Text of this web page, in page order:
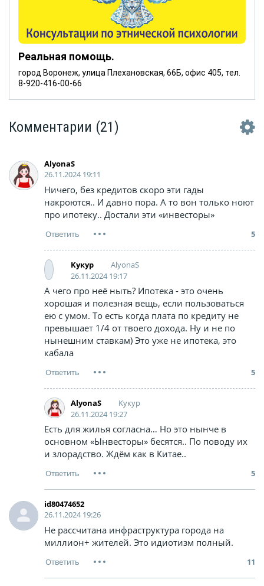
Реальная помощь.
город Воронеж, улица Плехановская, 66Б, офис 405, тел.
8-920-416-00-66
Комментарии (21)
AlyonaS
26.11.2024 19:11
Ничего, без кредитов скоро эти гады
накроются.. И давно пора. А то вон только ноют
про ипотеку.. Достали эти «инвесторы»
5
Kyкyp
AlyonaS
26.11.2024 19:17
А чего про неё ныть? Ипотека - это очень
хорошая и полезная вещь, если пользоваться
ею с умом. То есть когда плата по кредиту не
превышает 1/4 от твоего дохода. Ну и не по
нынешним ставкам) Это уже не ипотека, это
кабала
5
AlyonaS
Kyкyp
26.11.2024 19:27
Есть для жилья согласна… Но это нынче в
основном «Ынвесторы» бесятся.. По поводу их
и злорадство. Ждём как в Китае..
5
id80474652
26.11.2024 19:26
Не рассчитана инфраструктура города на
миллион+ жителей. Это идиотизм полный.
11